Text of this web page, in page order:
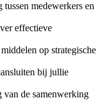
medewerkers en
effectieve
op strategische
bij jullie
van de samenwerking